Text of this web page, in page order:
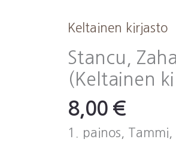
Keltainen kirjasto
Stancu,
(Keltainen
8,00 €
1. painos,